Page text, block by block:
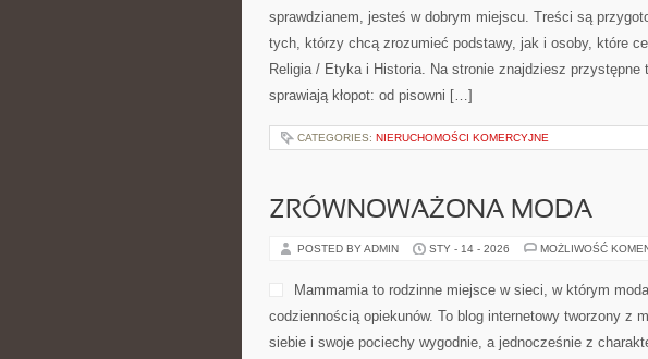
sprawdzianem, jesteś w dobrym miejscu. Treści są
tych, którzy chcą zrozumieć podstawy, jak i osoby, które
Religia / Etyka i Historia. Na stronie znajdziesz przystępne
sprawiają kłopot: od pisowni […]
CATEGORIES: NIERUCHOMOŚCI KOMERCYJNE
ZRÓWNOWAŻONA MODA
POSTED BY ADMIN STY - 14 - 2026 MOŻLIWOŚĆ
Mammamia to rodzinne miejsce w sieci, w którym
codziennością opiekunów. To blog internetowy tworzony z
siebie i swoje pociechy wygodnie, a jednocześnie z